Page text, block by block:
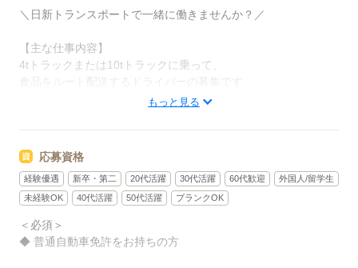
■プライベートとの両立も叶えられる
￣￣￣￣￣￣￣￣￣￣￣￣￣￣￣￣￣
年間休日は運送業界の中では多め。
コースによって休日は変わるので、
働きたいシフトは面接時にご相談ください！
ガッツリ稼ぎたいけど、プライベートも
家族手当や食事手当など、
福利厚生も充実しているので
安心して腰を据えて働くことが可能です◎
あなたも日新トランスポートで
＼日新トランスポートで一緒に働きませんか？／
【主な仕事内容】
4tトラックまたは10tトラックに乗って、
各地の物流センターやスーパーへの
配送をお任せします！
商品を運ぶ際はカートを使用するので、
体力に自信が無い方でもOK◎
■日勤の方の1日のコースの例
￣￣￣￣￣￣￣￣￣￣￣￣￣￣
もっと見る
応募資格
経験優遇 新卒・第二 20代活躍 30代活躍 60代歓迎
外国人/留学生
未経験OK
40代活躍 50代活躍 ブランクOK
＜必須＞
◆ 普通自動車免許をお持ちの方